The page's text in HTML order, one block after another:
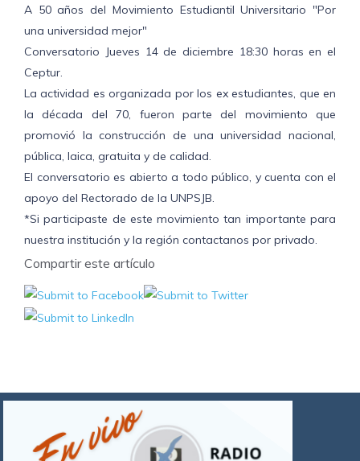
A 50 años del Movimiento Estudiantil Universitario "Por
una universidad mejor"
Conversatorio Jueves 14 de diciembre 18:30 horas en el
Ceptur.
La actividad es organizada por los ex estudiantes, que en
la década del 70, fueron parte del movimiento que
promovió la construcción de una universidad nacional,
pública, laica, gratuita y de calidad.
El conversatorio es abierto a todo público, y cuenta con el
apoyo del Rectorado de la UNPSJB.
*Si participaste de este movimiento tan importante para
nuestra institución y la región contactanos por privado.
Compartir este artículo